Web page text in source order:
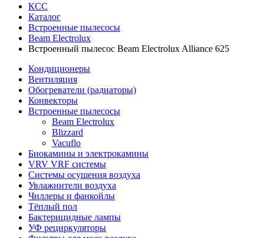
КСС
Каталог
Встроенные пылесосы
Beam Electrolux
Встроенный пылесос Beam Electrolux Alliance 625
Кондиционеры
Вентиляция
Обогреватели (радиаторы)
Конвекторы
Встроенные пылесосы
Beam Electrolux
Blizzard
Vacuflo
Биокамины и электрокамины
VRV VRF системы
Системы осушения воздуха
Увлажнители воздуха
Чиллеры и фанкойлы
Тёплый пол
Бактерицидные лампы
УФ рециркуляторы